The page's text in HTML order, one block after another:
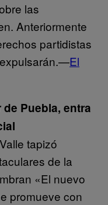
las
Anteriormente
partidistas
El
Puebla, entra
tapizó
de la
«El nuevo
promueve con